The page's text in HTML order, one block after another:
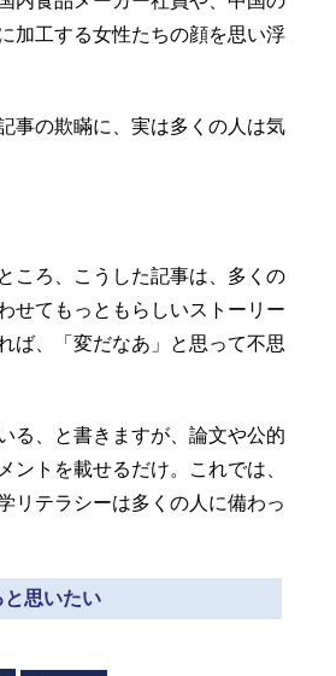
加工する女性たちの顔を思い浮
事の欺瞞に、実は多くの人は気
ころ、こうした記事は、多くの
せてもっともらしいストーリー
ば、「変だなあ」と思って不思
る、と書きますが、論文や公的
トを載せるだけ。これでは、
リテラシーは多くの人に備わっ
と思いたい